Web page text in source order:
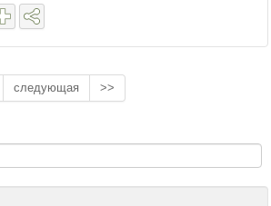
следующая >>